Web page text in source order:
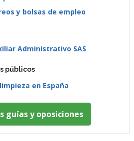
y bolsas de empleo
Administrativo SAS
públicos
en España
guías y oposiciones